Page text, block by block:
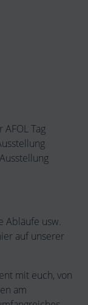
Tag
Abläufe usw.
auf unserer
mit euch, von
am